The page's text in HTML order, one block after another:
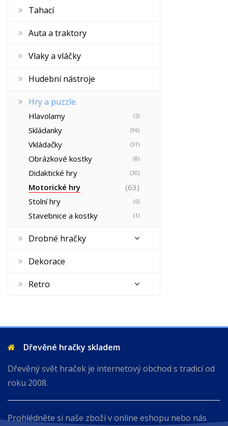
Tahací
Auta a traktory
Vlaky a vláčky
Hudební nástroje
Hry a puzzle
Hlavolamy (5)
Skládanky (96)
Vkládačky (31)
Obrázkové kostky (8)
Didaktické hry (30)
Motorické hry
(63)
Stolní hry
(6)
Stavebnice a kostky (1)
Drobné hračky
Dekorace
Retro
Dřevěné hračky skladem
Dřevěný svět hraček je internetový obchod s tradicí od
roku 2008.
Prohlédněte si naše zboží v online eshopu nebo nás